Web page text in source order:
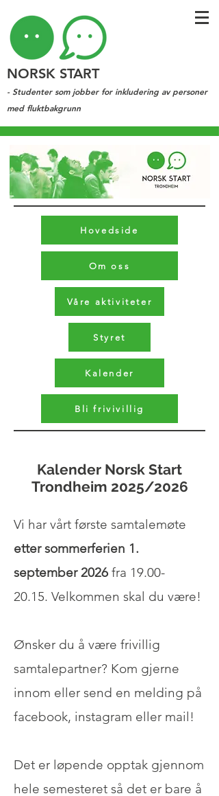
NORSK START
- Studenter som jobber for inkludering av personer
med fluktbakgrunn
Hovedside
Om oss
Våre aktiviteter
Styret
Kalender
Bli frivivillig
Kalender Norsk Start
Trondheim 2025/2026
Vi har vårt første samtalemøte
etter sommerferien 1.
september 2026 fra 19.00-
20.15. Velkommen skal du være!
Ønsker du å være frivillig
samtalepartner? Kom gjerne
innom eller send en melding på
facebook, instagram eller mail!
Det er løpende opptak gjennom
hele semesteret så det er bare å